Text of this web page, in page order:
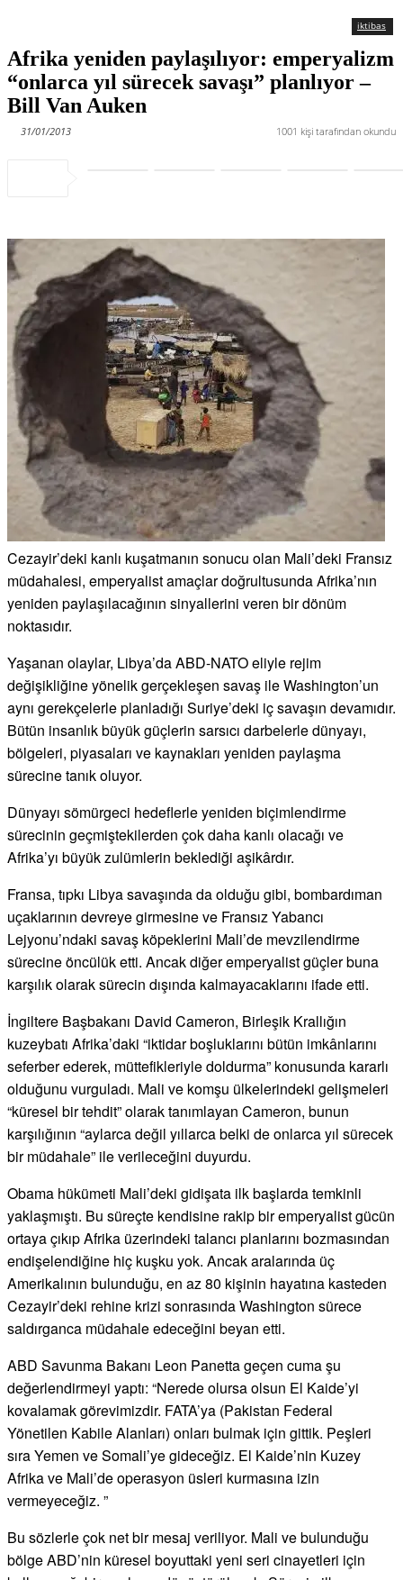
iktibas
Afrika yeniden paylaşılıyor: emperyalizm
“onlarca yıl sürecek savaşı” planlıyor –
Bill Van Auken
1001 kişi tarafından okundu
31/01/2013
Cezayir’deki kanlı kuşatmanın sonucu olan Mali’deki Fransız
müdahalesi, emperyalist amaçlar doğrultusunda Afrika’nın
yeniden paylaşılacağının sinyallerini veren bir dönüm
noktasıdır.
Yaşanan olaylar, Libya’da ABD-NATO eliyle rejim
değişikliğine yönelik gerçekleşen savaş ile Washington’un
aynı gerekçelerle planladığı Suriye’deki iç savaşın devamıdır.
Bütün insanlık büyük güçlerin sarsıcı darbelerle dünyayı,
bölgeleri, piyasaları ve kaynakları yeniden paylaşma
sürecine tanık oluyor.
Dünyayı sömürgeci hedeflerle yeniden biçimlendirme
sürecinin geçmiştekilerden çok daha kanlı olacağı ve
Afrika’yı büyük zulümlerin beklediği aşikârdır.
Fransa, tıpkı Libya savaşında da olduğu gibi, bombardıman
uçaklarının devreye girmesine ve Fransız Yabancı
Lejyonu’ndaki savaş köpeklerini Mali’de mevzilendirme
sürecine öncülük etti. Ancak diğer emperyalist güçler buna
karşılık olarak sürecin dışında kalmayacaklarını ifade etti.
İngiltere Başbakanı David Cameron, Birleşik Krallığın
kuzeybatı Afrika’daki “iktidar boşluklarını bütün imkânlarını
seferber ederek, müttefikleriyle doldurma” konusunda kararlı
olduğunu vurguladı. Mali ve komşu ülkelerindeki gelişmeleri
“küresel bir tehdit” olarak tanımlayan Cameron, bunun
karşılığının “aylarca değil yıllarca belki de onlarca yıl sürecek
bir müdahale” ile verileceğini duyurdu.
Obama hükümeti Mali’deki gidişata ilk başlarda temkinli
yaklaşmıştı. Bu süreçte kendisine rakip bir emperyalist gücün
ortaya çıkıp Afrika üzerindeki talancı planlarını bozmasından
endişelendiğine hiç kuşku yok. Ancak aralarında üç
Amerikalının bulunduğu, en az 80 kişinin hayatına kasteden
Cezayir’deki rehine krizi sonrasında Washington sürece
saldırganca müdahale edeceğini beyan etti.
ABD Savunma Bakanı Leon Panetta geçen cuma şu
değerlendirmeyi yaptı: “Nerede olursa olsun El Kaide’yi
kovalamak görevimizdir. FATA’ya (Pakistan Federal
Yönetilen Kabile Alanları) onları bulmak için gittik. Peşleri
sıra Yemen ve Somali’ye gideceğiz. El Kaide’nin Kuzey
Afrika ve Mali’de operasyon üsleri kurmasına izin
vermeyeceğiz. ”
Bu sözlerle çok net bir mesaj veriliyor. Mali ve bulunduğu
bölge ABD’nin küresel boyuttaki yeni seri cinayetleri için